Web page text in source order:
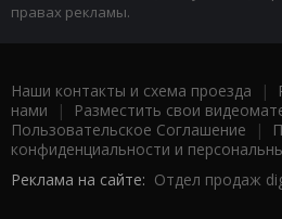
правах рекламы.
Наши контакты и схема проезда |
нами | Разместить свои
Пользовательское Соглашение |
конфиденциальности и
Реклама на сайте: Отдел продаж